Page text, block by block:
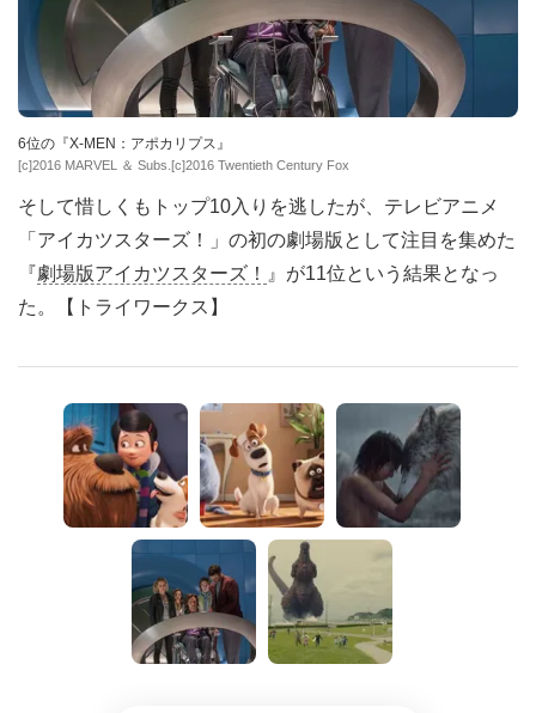
6位の『X-MEN：アポカリプス』
[c]2016 MARVEL ＆ Subs.[c]2016 Twentieth Century Fox
そして惜しくもトップ10入りを逃したが、テレビアニメ
「アイカツスターズ！」の初の劇場版として注目を集めた
『劇場版アイカツスターズ！
』が11位という結果となっ
た。【トライワークス】